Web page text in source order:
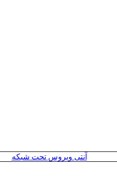
آنتی ویروس تحت شبکه